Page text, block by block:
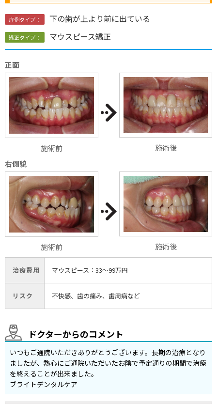
症例タイプ： 下の歯が上より前に出ている
矯正タイプ： マウスピース矯正
正面
施術前
施術後
右側貌
施術前 施術後
治療費用 マウスピース：33〜99万円
リスク 不快感、歯の痛み、歯周病など
ドクターからのコメント
いつもご通院いただきありがとうございます。長期の治療となり
ましたが、熱心にご通院いただいたお陰で予定通りの期間で治療
を終えることが出来ました。
ブライトデンタルケア